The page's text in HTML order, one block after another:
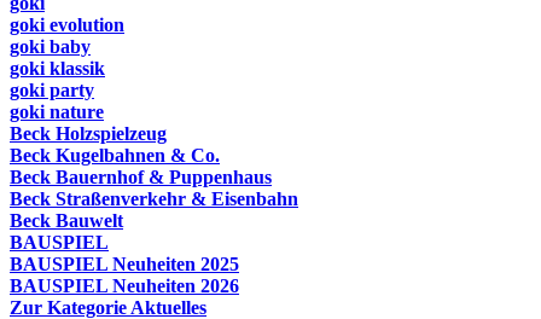
goki evolution
goki baby
goki klassik
goki party
goki nature
Beck Holzspielzeug
Beck Kugelbahnen & Co.
Beck Bauernhof & Puppenhaus
Beck Straßenverkehr & Eisenbahn
Beck Bauwelt
BAUSPIEL
BAUSPIEL Neuheiten 2025
BAUSPIEL Neuheiten 2026
Zur Kategorie Aktuelles